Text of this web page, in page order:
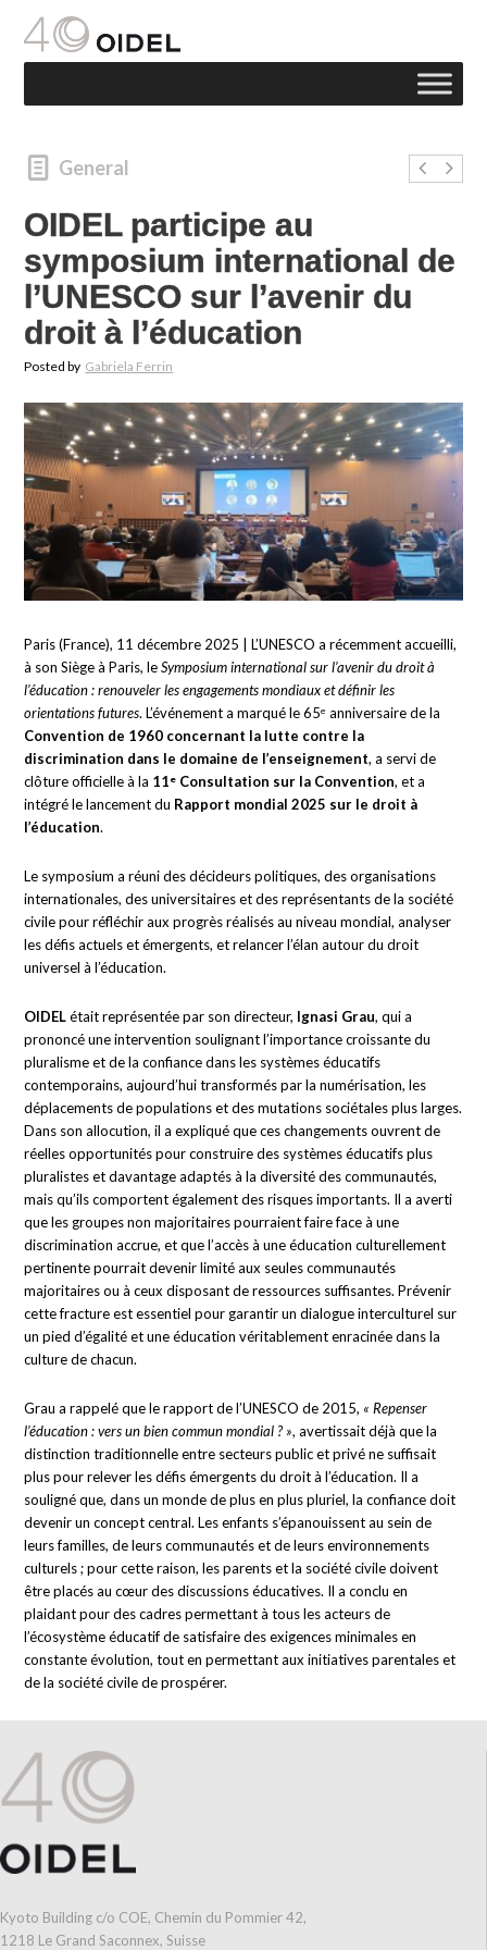
General
OIDEL participe au
symposium international de
l’UNESCO sur l’avenir du
droit à l’éducation
Posted by Gabriela Ferrin
Paris (France), 11 décembre 2025 | L’UNESCO a récemment accueilli,
à son Siège à Paris, leSymposium international sur l’avenir du droit à
l’éducation : renouveler les engagements mondiaux et définir les
orientations futures. L’événement a marqué le 65ᵉ anniversaire de la
Convention de 1960 concernant la lutte contre la
discrimination dans le domaine de l’enseignement, a servi de
clôture officielle à la 11ᵉ Consultation sur la Convention, et a
intégré le lancement du Rapport mondial 2025 sur le droit à
l’éducation.
Le symposium a réuni des décideurs politiques, des organisations
internationales, des universitaires et des représentants de la société
civile pour réfléchir aux progrès réalisés au niveau mondial, analyser
les défis actuels et émergents, et relancer l’élan autour du droit
universel à l’éducation.
OIDELétait représentée par son directeur, Ignasi Grau, qui a
prononcé une intervention soulignant l’importance croissante du
pluralisme et de la confiance dans les systèmes éducatifs
contemporains, aujourd’hui transformés par la numérisation, les
déplacements de populations et des mutations sociétales plus larges.
Dans son allocution, il a expliqué que ces changements ouvrent de
réelles opportunités pour construire des systèmes éducatifs plus
pluralistes et davantage adaptés à la diversité des communautés,
mais qu’ils comportent également des risques importants. Il a averti
que les groupes non majoritaires pourraient faire face à une
discrimination accrue, et que l’accès à une éducation culturellement
pertinente pourrait devenir limité aux seules communautés
majoritaires ou à ceux disposant de ressources suffisantes. Prévenir
cette fracture est essentiel pour garantir un dialogue interculturel sur
un pied d’égalité et une éducation véritablement enracinée dans la
culture de chacun.
Grau a rappelé que le rapport de l’UNESCO de 2015, « Repenser
l’éducation : vers un bien commun mondial ? », avertissait déjà que la
distinction traditionnelle entre secteurs public et privé ne suffisait
plus pour relever les défis émergents du droit à l’éducation. Il a
souligné que, dans un monde de plus en plus pluriel, la confiance doit
devenir un concept central. Les enfants s’épanouissent au sein de
leurs familles, de leurs communautés et de leurs environnements
culturels ; pour cette raison, les parents et la société civile doivent
être placés au cœur des discussions éducatives. Il a conclu en
plaidant pour des cadres permettant à tous les acteurs de
l’écosystème éducatif de satisfaire des exigences minimales en
constante évolution, tout en permettant aux initiatives parentales et
de la société civile de prospérer.
Kyoto Building c/o COE, Chemin du Pommier 42,
1218 Le Grand Saconnex, Suisse